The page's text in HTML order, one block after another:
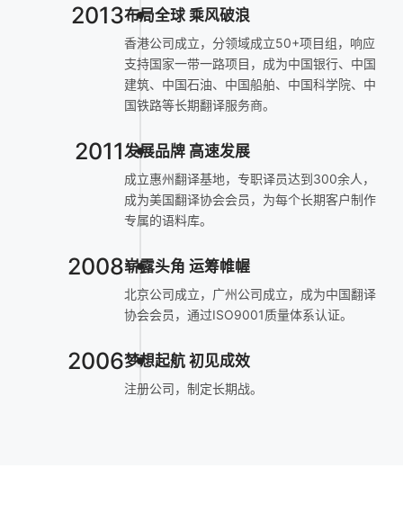
2013布局全球 乘风破浪
香港公司成立，分领域成立50+项目组，响应
支持国家一带一路项目，成为中国银行、中国
建筑、中国石油、中国船舶、中国科学院、中
国铁路等长期翻译服务商。
2011发展品牌 高速发展
成立惠州翻译基地，专职译员达到300余人，
成为美国翻译协会会员，为每个长期客户制作
专属的语料库。
2008崭露头角 运筹帷幄
北京公司成立，广州公司成立，成为中国翻译
协会会员，通过ISO9001质量体系认证。
2006梦想起航 初见成效
注册公司，制定长期战。